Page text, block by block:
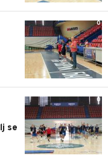
0
0
se